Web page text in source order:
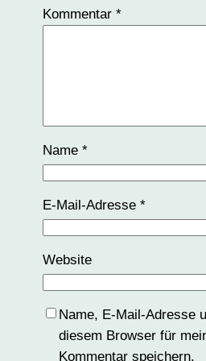
Kommentar *
Name *
E-Mail-Adresse *
Website
Name, E-Mail-Adresse
diesem Browser für
Kommentar speichern.